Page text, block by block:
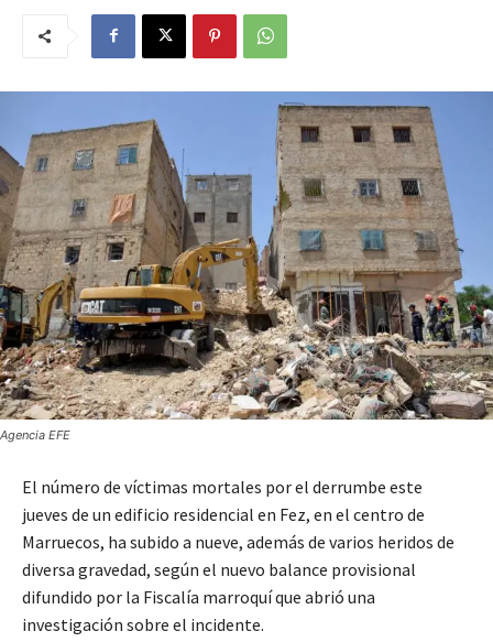
Agencia EFE
El número de víctimas mortales por el derrumbe este
jueves de un edificio residencial en Fez, en el centro de
Marruecos, ha subido a nueve, además de varios heridos de
diversa gravedad, según el nuevo balance provisional
difundido por la Fiscalía marroquí que abrió una
investigación sobre el incidente.